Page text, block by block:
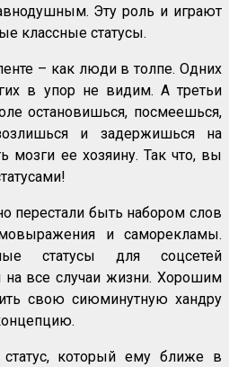
Эту роль и играют
классные статусы.
– как люди в толпе. Одних
в упор не видим. А третьи
остановишься, посмеешься,
и задержишься на
мозги ее хозяину. Так что, вы
перестали быть набором слов
и саморекламы.
статусы для соцсетей
на все случаи жизни. Хорошим
свою сиюминутную хандру
который ему ближе в